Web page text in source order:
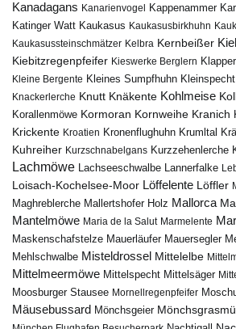
Kanadagans Kanarienvogel Kappenammer
Katinger Watt Kaukasus Kaukasusbirkhuhn
Kaukasussteinschmätzer Kelbra Kernbeißer
Kiebitzregenpfeifer Kieswerke Berglern
Kleine Bergente Kleines Sumpfhuhn Kleinspecht
Knackerlerche Knutt Knäkente Kohlmeise
Korallenmöwe Kormoran Kornweihe Kranich
Krickente Kroatien Kronenflughuhn Krumltal
Kuhreiher Kurzschnabelgans Kurzzehenlerche
Lachmöwe Lachseeschwalbe Lannerfalke
Loisach-Kochelsee-Moor Löffelente Löffler
Maghreblerche Mallertshofer Holz Mallorca
Mantelmöwe Maria de la Salut Marmelente
Maskenschafstelze Mauerläufer Mauersegler
Mehlschwalbe Misteldrossel Mittelelbe
Mittelmeermöwe Mittelspecht Mittelsäger
Moosburger Stausee Mornellregenpfeifer
Mäusebussard Mönchsgeier